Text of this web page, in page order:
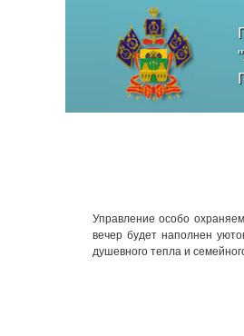
Управление особо
вечер будет наполнен
душевного тепла и